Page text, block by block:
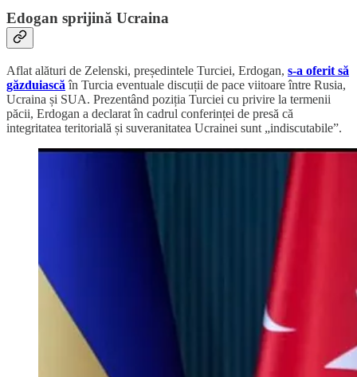
Edogan sprijină Ucraina
Aflat alături de Zelenski, președintele Turciei, Erdogan, s-a oferit să
găzduiască în Turcia eventuale discuții de pace viitoare între Rusia,
Ucraina și SUA. Prezentând poziția Turciei cu privire la termenii
păcii, Erdogan a declarat în cadrul conferinței de presă că
integritatea teritorială și suveranitatea Ucrainei sunt „indiscutabile”.